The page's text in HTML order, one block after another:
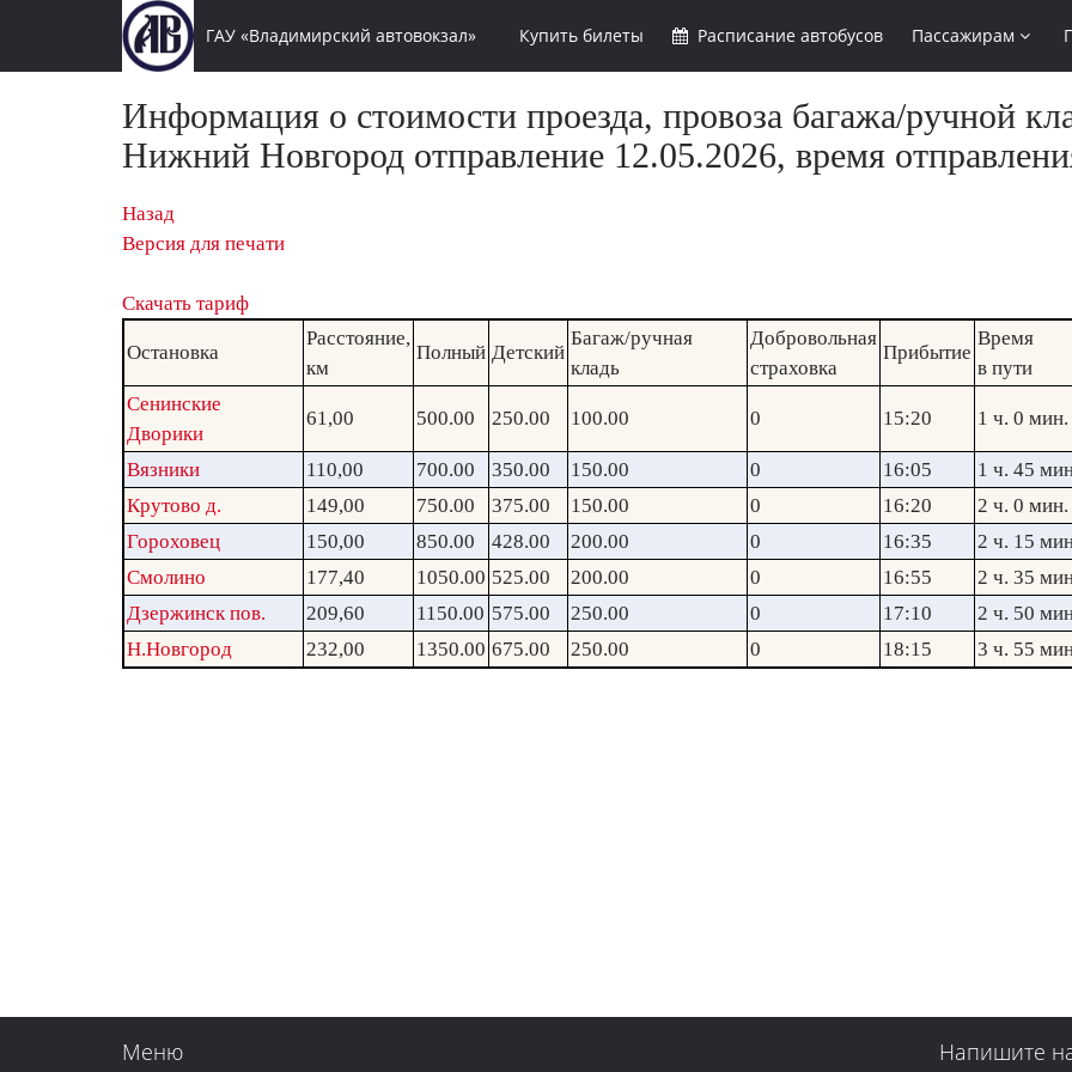
ГАУ «Владимирский автовокзал» Купить билеты Расписание автобусов Пассажирам
Информация о стоимости проезда, провоза багажа/ручной
Нижний Новгород отправление 12.05.2026, время
Назад
Версия для печати
Скачать тариф
Остановка
Расстояние,
км
Полный Детский
Багаж/ручная
кладь
Добровольная
страховка
Прибытие
Время
в пути
Сенинские
Дворики
61,00 500.00 250.00 100.00 0 15:20 1 ч. 0 мин.
Вязники 110,00 700.00 350.00 150.00 0 16:05
1 ч. 45
Крутово д.
149,00 750.00 375.00 150.00 0 16:20
2 ч. 0 мин.
Гороховец
150,00 850.00 428.00 200.00 0 16:35
2 ч. 15
Смолино
177,40 1050.00 525.00 200.00 0 16:55
2 ч. 35
Дзержинск пов.
209,60 1150.00 575.00 250.00 0 17:10
2 ч. 50
Н.Новгород
232,00 1350.00 675.00 250.00 0 18:15 3 ч. 55
Меню Напишите